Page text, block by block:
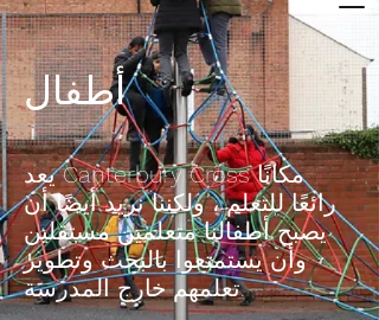
أطفال
يعد Canterbury Cross مكانًا
رائعًا للتعلم ، ولكننا نريد أيضًا أن
يصبح أطفالنا متعلمين مستقلين
وأن يستمتعوا بالبحث وتطوير
تعلمهم خارج المدرسة.